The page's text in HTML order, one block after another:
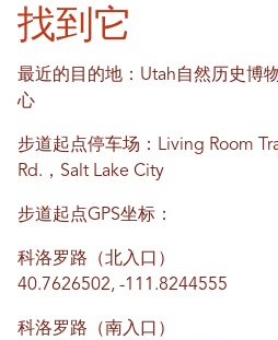
找到它
最近的目的地：Utah自然历史博
心
步道起点停车场：Living Room
Rd.，Salt Lake City
步道起点GPS坐标：
科洛罗路（北入口）
40.7626502, -111.8244555
科洛罗路（南入口）